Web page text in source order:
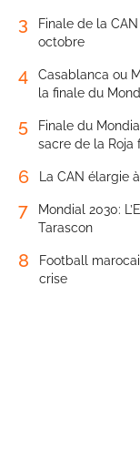
3
Finale de la
octobre
4
Casablanca ou
la finale du
5
Finale du
sacre de la Roja
6 La CAN élargie
7
Mondial 2030:
Tarascon
8
Football
crise